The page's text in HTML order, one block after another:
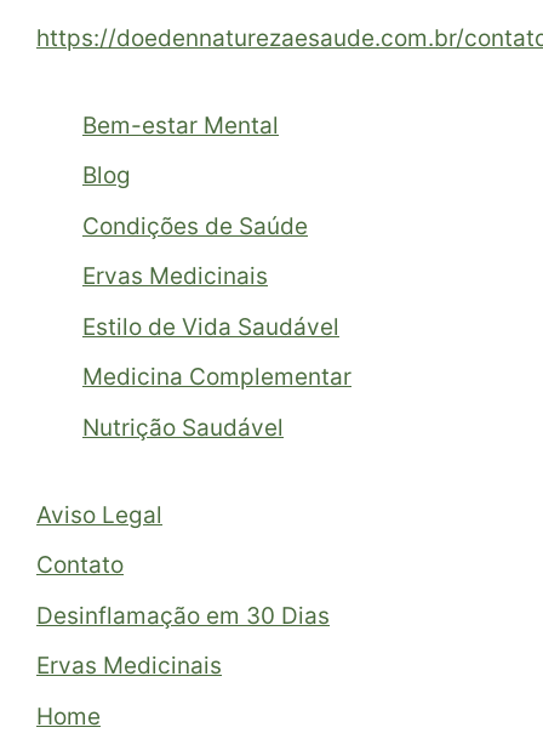
https://doedennaturezaesaude.com.br/
Bem-estar Mental
Blog
Condições de Saúde
Ervas Medicinais
Estilo de Vida Saudável
Medicina Complementar
Nutrição Saudável
Aviso Legal
Contato
Desinflamação em 30 Dias
Ervas Medicinais
Home